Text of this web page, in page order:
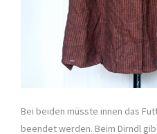
Bei beiden müsste innen das
beendet werden. Beim Dirndl